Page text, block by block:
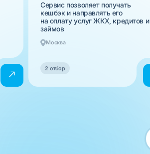
Сервис позволяет получать
кешбэк и направлять его
на оплату услуг ЖКХ, кредитов и
займов
Москва
2 отбор